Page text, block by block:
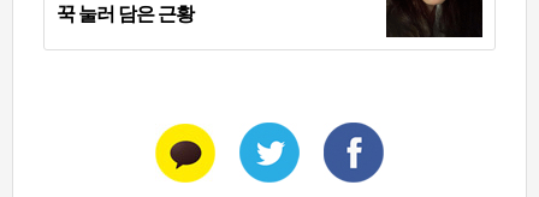
꾹 눌러 담은 근황